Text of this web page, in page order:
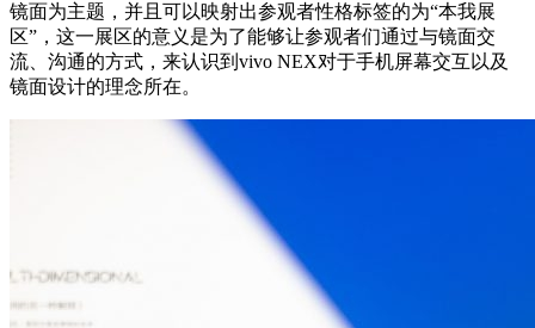
镜面为主题，并且可以映射出参观者性格标签的为“本我展
区”，这一展区的意义是为了能够让参观者们通过与镜面交
流、沟通的方式，来认识到vivo NEX对于手机屏幕交互以及
镜面设计的理念所在。